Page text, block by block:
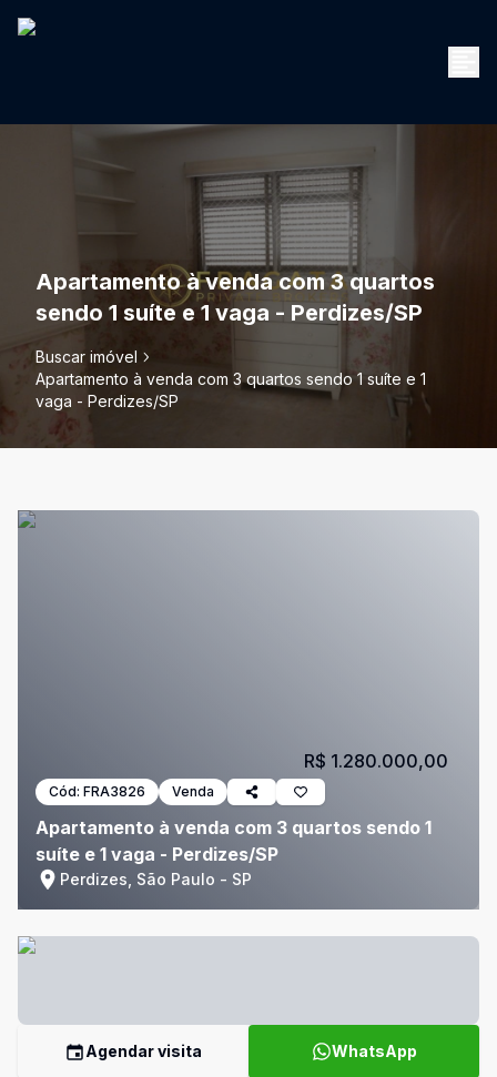
Apartamento à venda com 3 quartos
sendo 1 suíte e 1 vaga - Perdizes/SP
Buscar imóvel
Apartamento à venda com 3 quartos sendo 1 suíte e 1
vaga - Perdizes/SP
Cód: FRA3826 Venda
Apartamento à venda com 3 quartos sendo 1
suíte e 1 vaga - Perdizes/SP
Perdizes, São Paulo - SP
R$ 1.280.000,00
Agendar visita WhatsApp